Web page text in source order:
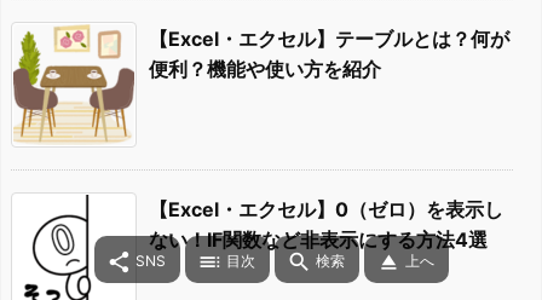
【Excel・エクセル】テーブルとは？何が
便利？機能や使い方を紹介
【Excel・エクセル】0（ゼロ）を表示し
ない！IF関数など非表示にする方法4選
 SNS  目次  検索  上へ